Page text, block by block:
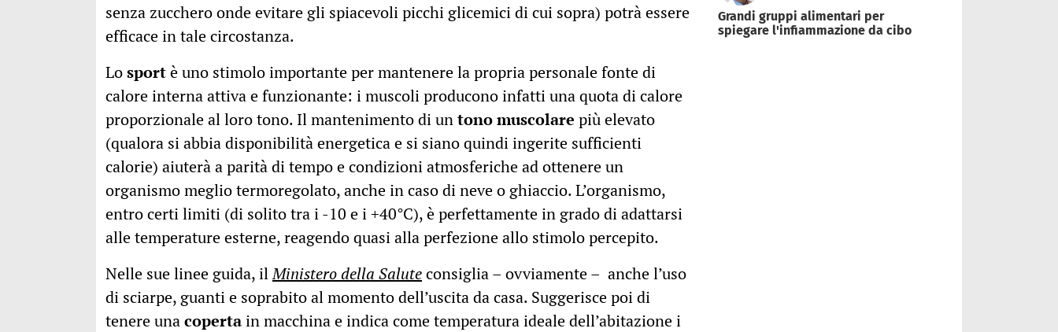
senza zucchero onde evitare gli spiacevoli picchi glicemici di cui sopra) potrà essere
efficace in tale circostanza.
Losportè uno stimolo importante per mantenere la propria personale fonte di
calore interna attiva e funzionante: i muscoli producono infatti una quota di calore
proporzionale al loro tono. Il mantenimento di untono muscolare più elevato
(qualora si abbia disponibilità energetica e si siano quindi ingerite sufficienti
calorie) aiuterà a parità di tempo e condizioni atmosferiche ad ottenere un
organismo meglio termoregolato, anche in caso di neve o ghiaccio. L’organismo,
entro certi limiti (di solito tra i -10 e i +40°C), è perfettamente in grado di adattarsi
alle temperature esterne, reagendo quasi alla perfezione allo stimolo percepito.
Nelle sue linee guida, ilMinistero della Saluteconsiglia – ovviamente – anche l’uso
di sciarpe, guanti e soprabito al momento dell’uscita da casa. Suggerisce poi di
tenere unacopertain macchina e indica come temperatura ideale dell’abitazione i
Grandi gruppi alimentari per
spiegare l'infiammazione da cibo